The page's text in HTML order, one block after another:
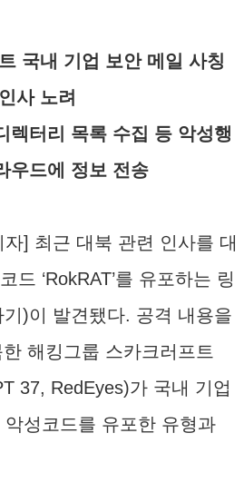
국내 기업 보안 메일 사칭
사 노려
렉터리 목록 수집 등 악성행
우드에 정보 전송
] 최근 대북 관련 인사를 대
드 ‘RokRAT’를 유포하는 링
)이 발견됐다. 공격 내용을
해킹그룹 스카크러프트
37, RedEyes)가 국내 기업
성코드를 유포한 유형과